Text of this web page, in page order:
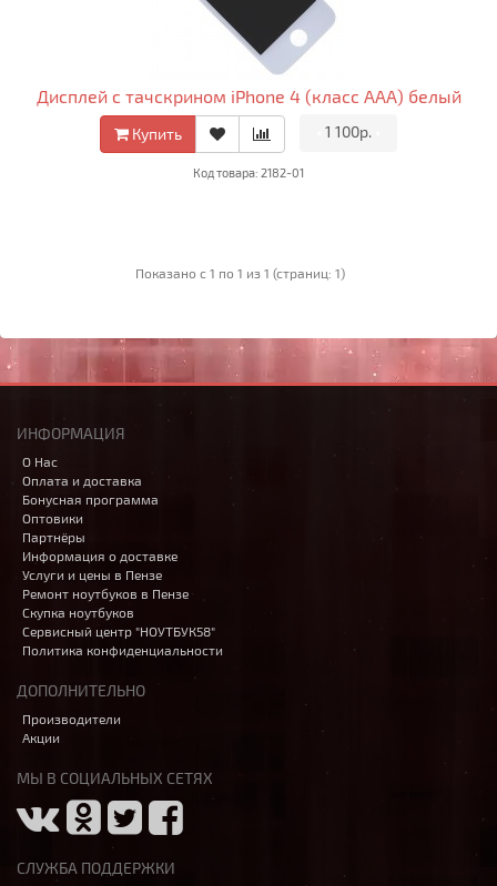
Дисплей c тачскрином iPhone 4 (класс AAA) белый
Купить 1 100р.
Код товара: 2182-01
Показано с 1 по 1 из 1 (страниц: 1)
ИНФОРМАЦИЯ
О Нас
Оплата и доставка
Бонусная программа
Оптовики
Партнёры
Информация о доставке
Услуги и цены в Пензе
Ремонт ноутбуков в Пензе
Скупка ноутбуков
Сервисный центр "НОУТБУК58"
Политика конфиденциальности
ДОПОЛНИТЕЛЬНО
Производители
Акции
МЫ В СОЦИАЛЬНЫХ СЕТЯХ
СЛУЖБА ПОДДЕРЖКИ